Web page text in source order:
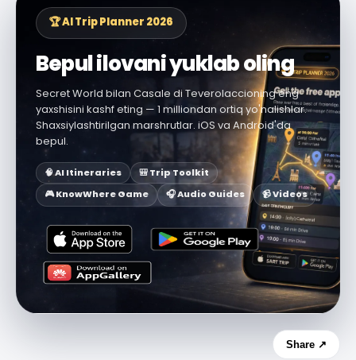
🏆 AI Trip Planner 2026
Bepul ilovani yuklab oling
Secret World bilan Casale di Teverolaccioning eng
yaxshisini kashf eting — 1 milliondan ortiq yo'nalishlar.
Shaxsiylashtirilgan marshrutlar. iOS va Android'da
bepul.
🧠 AI Itineraries
🎒 Trip Toolkit
🎮 KnowWhere Game
🎧 Audio Guides 📹 Videos
Share ↗